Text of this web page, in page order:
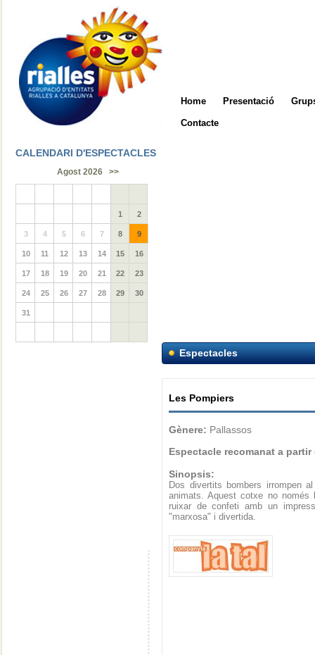
Home Presentació
Contacte
CALENDARI D'ESPECTACLES
Agost 2026 >>
1 2
3 4 5 6 7 8 9
10 11 12 13 14 15 16
17 18 19 20 21 22 23
24 25 26 27 28 29 30
31
Espectacles
Les Pompiers
Gènere: Pallassos
Espectacle recomanat a partir
Sinopsis:
Dos divertits bombers irrompen
animats. Aquest cotxe no
ruixar de confeti amb un
"marxosa" i divertida.